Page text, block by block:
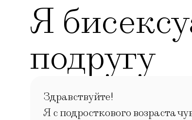
Я
подругу
Здравствуйте!
Я с подросткового возраста